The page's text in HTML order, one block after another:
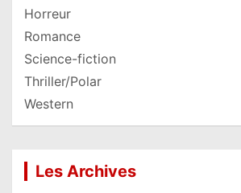
Horreur
Romance
Science-fiction
Thriller/Polar
Western
Les Archives